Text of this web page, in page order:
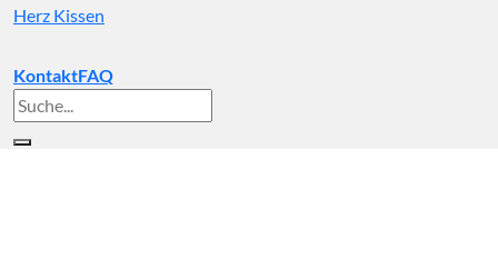
Herz Kissen
KontaktFAQ
Suche
nach: